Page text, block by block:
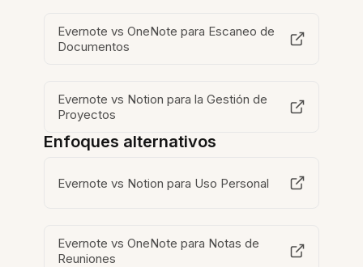
Evernote vs OneNote para Escaneo de
Documentos
Evernote vs Notion para la Gestión de
Proyectos
Enfoques alternativos
Evernote vs Notion para Uso Personal
Evernote vs OneNote para Notas de
Reuniones